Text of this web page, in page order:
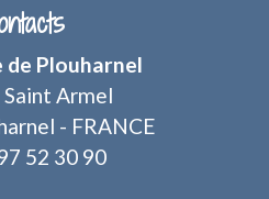
de Plouharnel
Saint Armel
- FRANCE
52 30 90